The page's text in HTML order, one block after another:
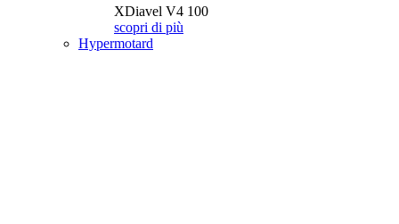
XDiavel V4 100
scopri di più
Hypermotard